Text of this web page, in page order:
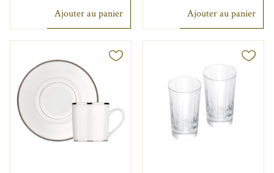
Ajouter au panier Ajouter au panier